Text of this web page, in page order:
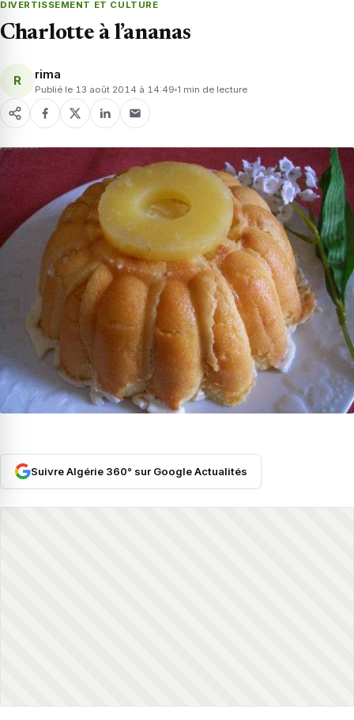
DIVERTISSEMENT ET CULTURE
Charlotte à l’ananas
R rima
Publié le 13 août 2014 à 14:49 1 min de lecture
Suivre Algérie 360° sur Google Actualités